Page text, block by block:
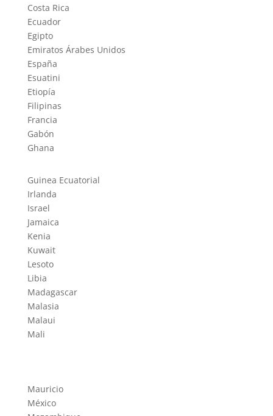
Costa Rica
Ecuador
Egipto
Emiratos Árabes Unidos
España
Esuatini
Etiopía
Filipinas
Francia
Gabón
Ghana
Guinea Ecuatorial
Irlanda
Israel
Jamaica
Kenia
Kuwait
Lesoto
Libia
Madagascar
Malasia
Malaui
Mali
Mauricio
México